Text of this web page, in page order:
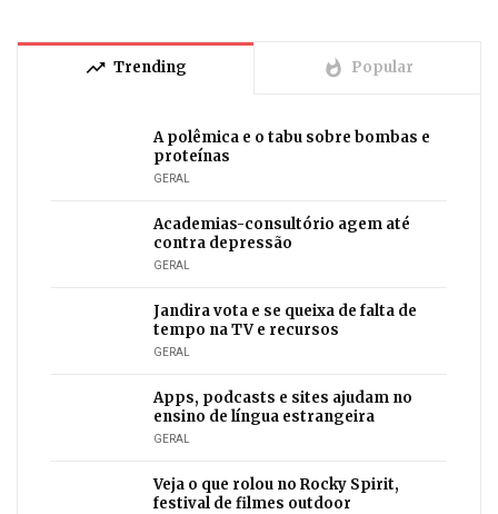
trending_up Trending whatshot Popular
A polêmica e o tabu sobre bombas e
proteínas
GERAL
Academias-consultório agem até
contra depressão
GERAL
Jandira vota e se queixa de falta de
tempo na TV e recursos
GERAL
Apps, podcasts e sites ajudam no
ensino de língua estrangeira
GERAL
Veja o que rolou no Rocky Spirit,
festival de filmes outdoor